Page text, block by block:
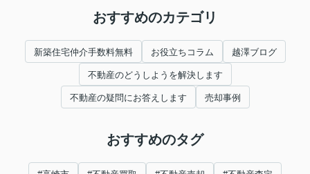
おすすめのカテゴリ
新築住宅仲介手数料無料 お役立ちコラム 越澤ブログ
不動産のどうしようを解決します
不動産の疑問にお答えします 売却事例
おすすめのタグ